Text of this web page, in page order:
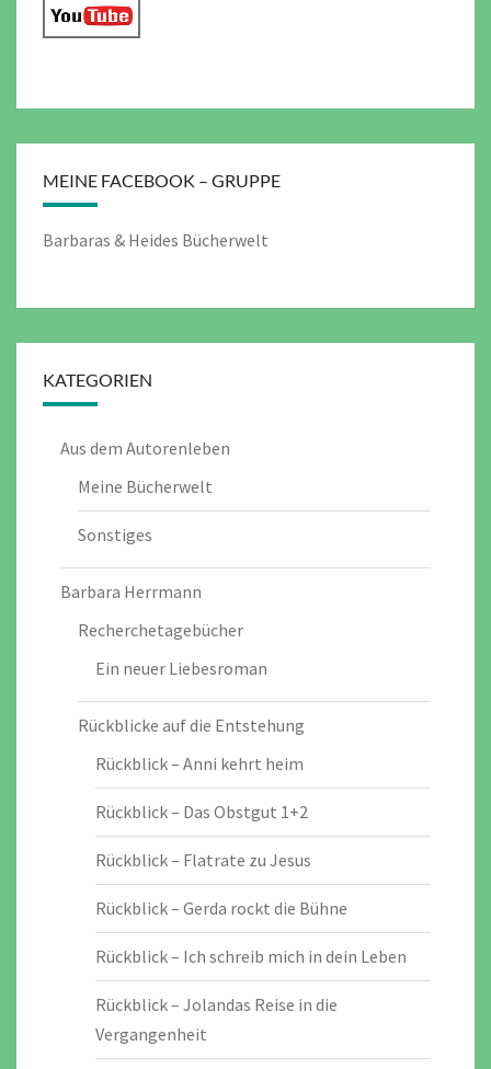
MEINE FACEBOOK – GRUPPE
Barbaras & Heides Bücherwelt
KATEGORIEN
Aus dem Autorenleben
Meine Bücherwelt
Sonstiges
Barbara Herrmann
Recherchetagebücher
Ein neuer Liebesroman
Rückblicke auf die Entstehung
Rückblick – Anni kehrt heim
Rückblick – Das Obstgut 1+2
Rückblick – Flatrate zu Jesus
Rückblick – Gerda rockt die Bühne
Rückblick – Ich schreib mich in dein Leben
Rückblick – Jolandas Reise in die
Vergangenheit